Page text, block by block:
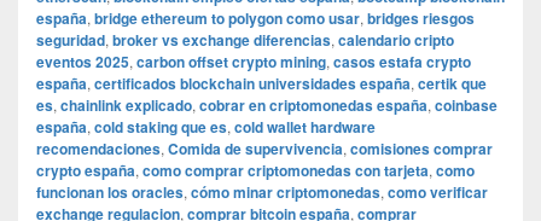
españa, bridge ethereum to polygon como usar, bridges riesgos
seguridad, broker vs exchange diferencias, calendario cripto
eventos 2025, carbon offset crypto mining, casos estafa crypto
españa, certificados blockchain universidades españa, certik que
es, chainlink explicado, cobrar en criptomonedas españa, coinbase
españa, cold staking que es, cold wallet hardware
recomendaciones, Comida de supervivencia, comisiones comprar
crypto españa, como comprar criptomonedas con tarjeta, como
funcionan los oracles, cómo minar criptomonedas, como verificar
exchange regulacion, comprar bitcoin españa, comprar